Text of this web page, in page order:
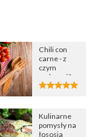
Chili con
carne - z
czym
podawać?
Kulinarne
pomysły na
łososia